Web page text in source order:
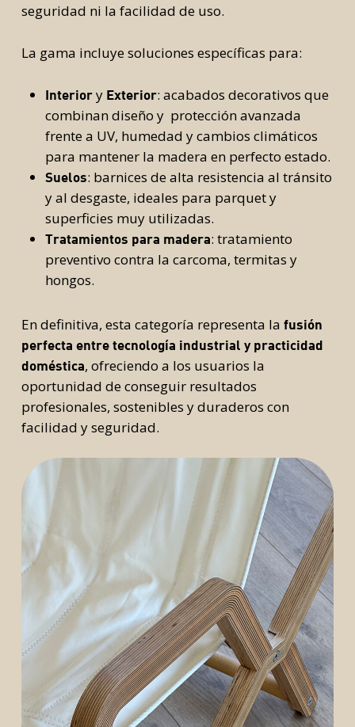
seguridad ni la facilidad de uso.
La gama incluye soluciones específicas para:
Interiory Exterior: acabados decorativos que
combinan diseño y protección avanzada
frente a UV, humedad y cambios climáticos
para mantener la madera en perfecto estado.
Suelos: barnices de alta resistencia al tránsito
y al desgaste, ideales para parquet y
superficies muy utilizadas.
Tratamientos para madera: tratamiento
preventivo contra la carcoma, termitas y
hongos.
En definitiva, esta categoría representa la fusión
perfecta entre tecnología industrial y practicidad
doméstica, ofreciendo a los usuarios la
oportunidad de conseguir resultados
profesionales, sostenibles y duraderos con
facilidad y seguridad.